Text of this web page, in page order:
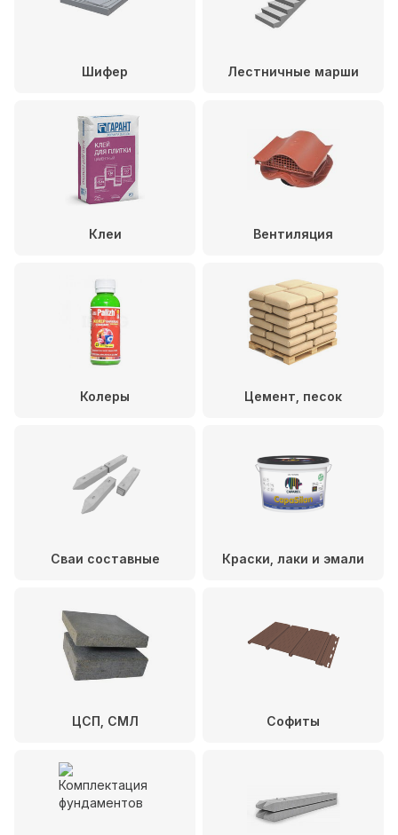
Шифер Лестничные марши
Клеи Вентиляция
Колеры Цемент, песок
Сваи составные Краски, лаки и эмали
ЦСП, СМЛ Софиты